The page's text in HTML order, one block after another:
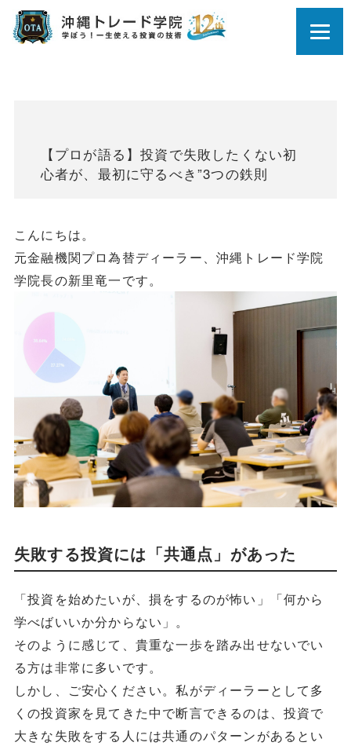
【プロが語る】投資で失敗したくない初
心者が、最初に守るべき”3つの鉄則
こんにちは。
元金融機関プロ為替ディーラー、沖縄トレード学院
学院長の新里竜一です。
失敗する投資には「共通点」があった
「投資を始めたいが、損をするのが怖い」「何から
学べばいいか分からない」。
そのように感じて、貴重な一歩を踏み出せないでい
る方は非常に多いです。
しかし、ご安心ください。私がディーラーとして多
くの投資家を見てきた中で断言できるのは、投資で
大きな失敗をする人には共通のパターンがあるとい